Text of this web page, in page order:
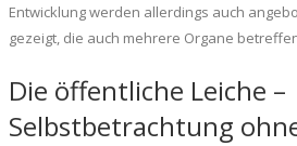
Entwicklung werden allerdings auch
gezeigt, die auch mehrere Organe
Die öffentliche Leiche –
Selbstbetrachtung